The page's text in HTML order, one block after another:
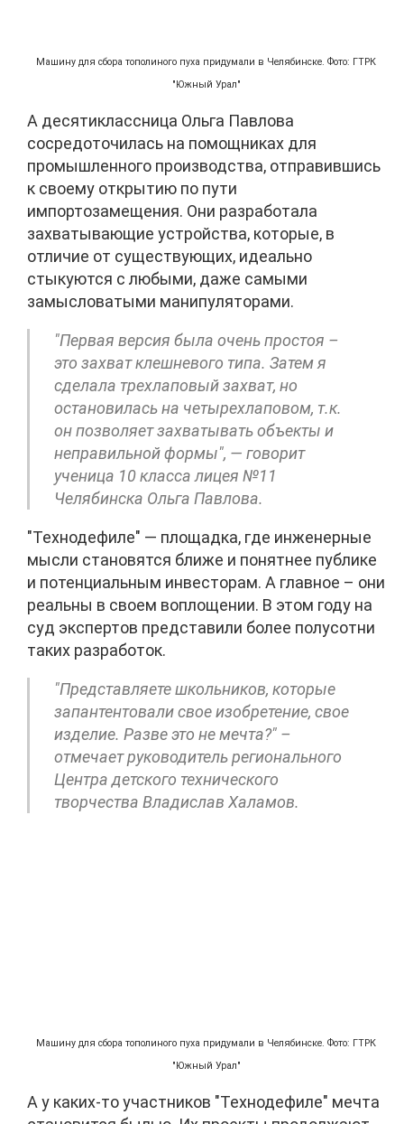
Машину для сбора тополиного пуха придумали в Челябинске. Фото: ГТРК
"Южный Урал"
А десятиклассница Ольга Павлова
сосредоточилась на помощниках для
промышленного производства, отправившись
к своему открытию по пути
импортозамещения. Они разработала
захватывающие устройства, которые, в
отличие от существующих, идеально
стыкуются с любыми, даже самыми
замысловатыми манипуляторами.
"Первая версия была очень простоя –
это захват клешневого типа. Затем я
сделала трехлаповый захват, но
остановилась на четырехлаповом, т.к.
он позволяет захватывать объекты и
неправильной формы", — говорит
ученица 10 класса лицея №11
Челябинска Ольга Павлова.
"Технодефиле" — площадка, где инженерные
мысли становятся ближе и понятнее публике
и потенциальным инвесторам. А главное – они
реальны в своем воплощении. В этом году на
суд экспертов представили более полусотни
таких разработок.
"Представляете школьников, которые
запантентовали свое изобретение, свое
изделие. Разве это не мечта?" –
отмечает руководитель регионального
Центра детского технического
творчества Владислав Халамов.
Машину для сбора тополиного пуха придумали в Челябинске. Фото: ГТРК
"Южный Урал"
А у каких-то участников "Технодефиле" мечта